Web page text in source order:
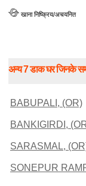
खाना निष्क्रिय/अचयनित
अन्य 7 डाक घर जिनके
BABUPALI, (OR)
BANKIGIRDI,
SARASMAL,
SONEPUR